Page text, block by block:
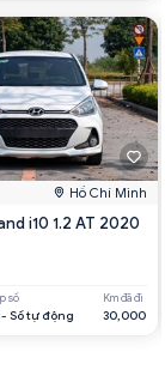
Hồ Chí Minh
i10 1.2 AT 2020
số
- Số tự động
Km đã đi
30,000